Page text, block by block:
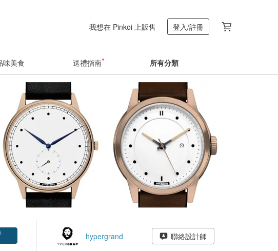
我想在 Pinkoi 上販售 登入/註冊
味美食 送禮指南 所有分類
hypergrand 聯絡設計師